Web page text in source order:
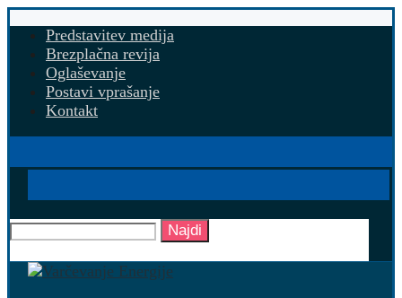
Predstavitev medija
Brezplačna revija
Oglaševanje
Postavi vprašanje
Kontakt
Najdi